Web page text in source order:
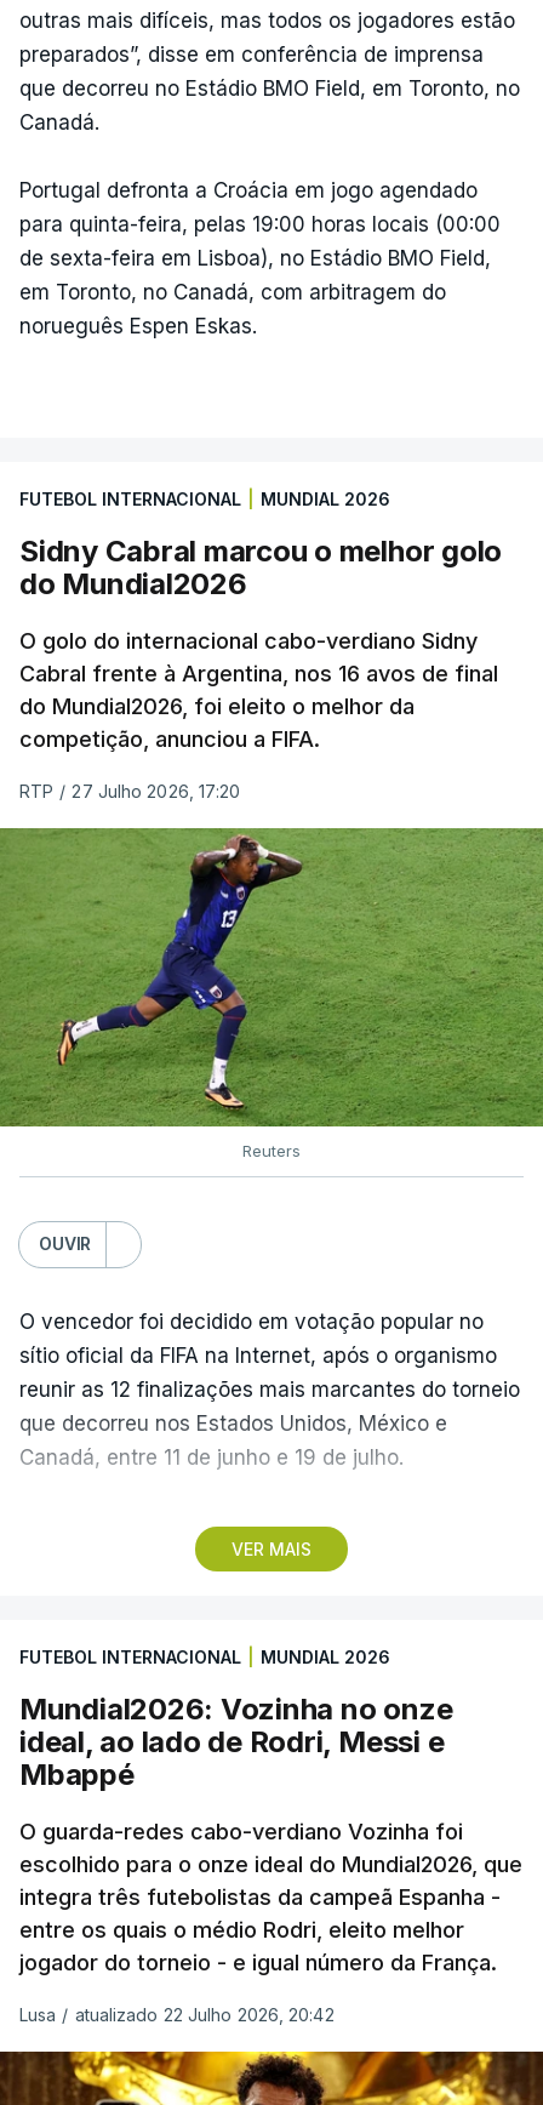
outras mais difíceis, mas todos os jogadores estão
preparados”, disse em conferência de imprensa
que decorreu no Estádio BMO Field, em Toronto, no
Canadá.
Portugal defronta a Croácia em jogo agendado
para quinta-feira, pelas 19:00 horas locais (00:00
de sexta-feira em Lisboa), no Estádio BMO Field,
em Toronto, no Canadá, com arbitragem do
norueguês Espen Eskas.
FUTEBOL INTERNACIONAL MUNDIAL 2026
Sidny Cabral marcou o melhor golo
do Mundial2026
O golo do internacional cabo-verdiano Sidny
Cabral frente à Argentina, nos 16 avos de final
do Mundial2026, foi eleito o melhor da
competição, anunciou a FIFA.
RTP / 27 Julho 2026, 17:20
Reuters
OUVIR
VER MAIS
O vencedor foi decidido em votação popular no
sítio oficial da FIFA na Internet, após o organismo
reunir as 12 finalizações mais marcantes do torneio
que decorreu nos Estados Unidos, México e
Canadá, entre 11 de junho e 19 de julho.
Lopes Cabral conquistou o prémio graças ao
remate de pé direito que colocou a bola no ângulo
“Foi simplesmente surreal”, disse à FIFA o jogador
dos turcos do Trabzonspor, recordando o momento
que fez Cabo Verde sonhar alto na sua primeira
participação numa fase final de um Mundial.
O ex-lateral do Benfica considerou que o galardão
“é um enorme orgulho e um reconhecimento que
qualquer jogador gostaria de ter”.
competição”, afirmou o futebolista, de 23 anos.
FUTEBOL INTERNACIONAL MUNDIAL 2026
Mundial2026: Vozinha no onze
ideal, ao lado de Rodri, Messi e
Mbappé
O guarda-redes cabo-verdiano Vozinha foi
escolhido para o onze ideal do Mundial2026, que
integra três futebolistas da campeã Espanha -
entre os quais o médio Rodri, eleito melhor
jogador do torneio - e igual número da França.
Lusa / atualizado 22 Julho 2026, 20:42